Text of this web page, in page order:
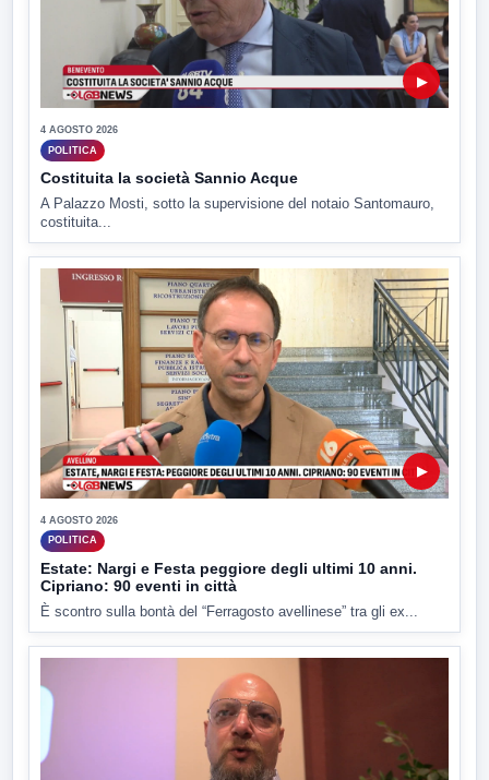
▶
4 AGOSTO 2026
POLITICA
Costituita la società Sannio Acque
A Palazzo Mosti, sotto la supervisione del notaio Santomauro,
costituita...
▶
4 AGOSTO 2026
POLITICA
Estate: Nargi e Festa peggiore degli ultimi 10 anni.
Cipriano: 90 eventi in città
È scontro sulla bontà del “Ferragosto avellinese” tra gli ex...